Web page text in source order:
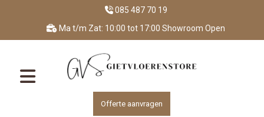
085 487 70 19
Ma t/m Zat: 10:00 tot 17:00 Showroom Open
Offerte aanvragen